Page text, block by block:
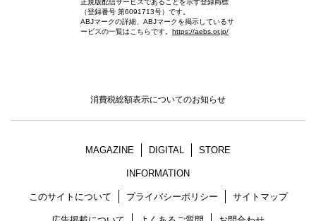
正規版配信サービスであることを示す登録商標
（登録番号 第6091713号）です。
ABJマークの詳細、ABJマークを掲示しているサ
ービスの一覧はこちらです。 https://aebs.or.jp/
消費税総額表示についてのお知らせ
MAGAZINE DIGITAL STORE
INFORMATION
このサイトについて プライバシーポリシー サイトマップ